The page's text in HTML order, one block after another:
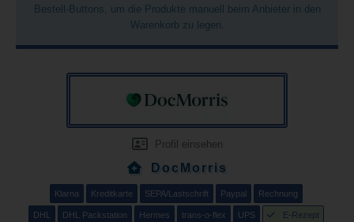
Bestell-Buttons, um die Produkte manuell beim Anbieter in den
Warenkorb zu legen.
Profil einsehen
DocMorris
Klarna Kreditkarte SEPA/Lastschrift Paypal Rechnung
DHL DHL Packstation Hermes trans-o-flex UPS E-Rezept